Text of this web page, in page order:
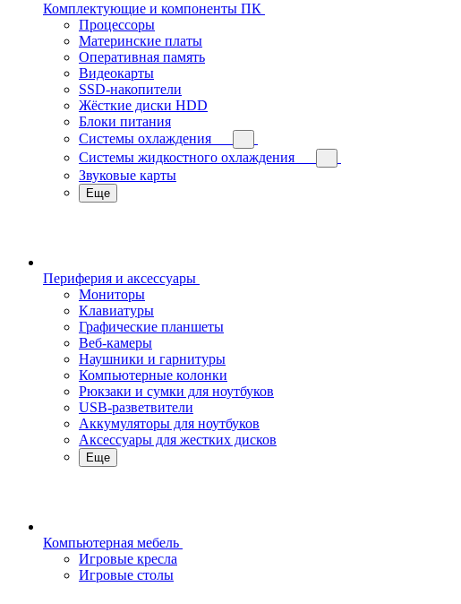
Комплектующие и компоненты ПК
Процессоры
Материнские платы
Оперативная память
Видеокарты
SSD-накопители
Жёсткие диски HDD
Блоки питания
Системы охлаждения
Системы жидкостного охлаждения
Звуковые карты
Еще
Периферия и аксессуары
Мониторы
Клавиатуры
Графические планшеты
Веб-камеры
Наушники и гарнитуры
Компьютерные колонки
Рюкзаки и сумки для ноутбуков
USB-разветвители
Аккумуляторы для ноутбуков
Аксессуары для жестких дисков
Еще
Компьютерная мебель
Игровые кресла
Игровые столы